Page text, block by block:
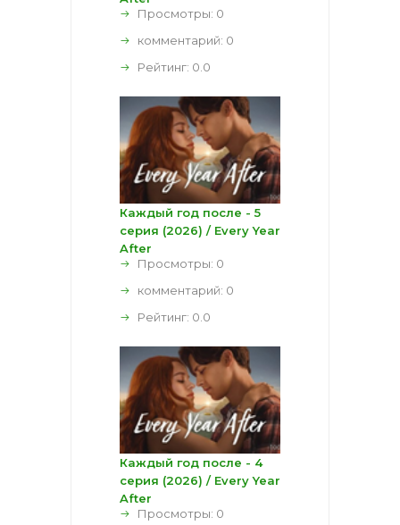
Просмотры: 0
комментарий: 0
Рейтинг: 0.0
Каждый год после - 5
серия (2026) / Every Year
After
Просмотры: 0
комментарий: 0
Рейтинг: 0.0
Каждый год после - 4
серия (2026) / Every Year
After
Просмотры: 0